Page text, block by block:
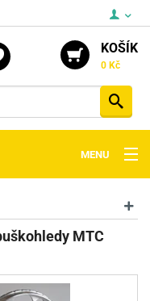
KOŠÍK
0 Kč
MENU
MTC